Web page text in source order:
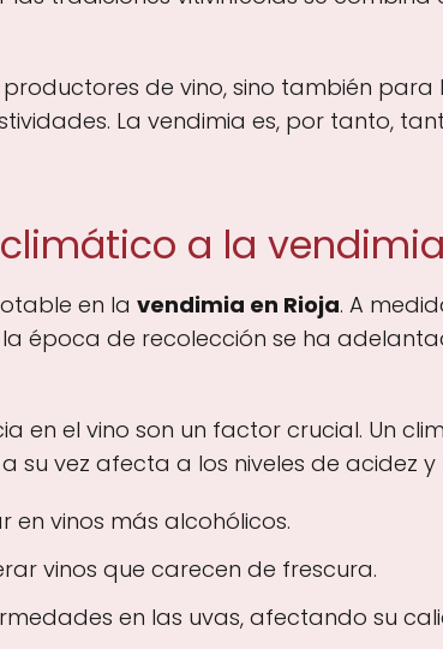
de vino, sino también
La vendimia es, por tanto,
a la
en la vendimia en Rioja. A
época de recolección se ha
en el vino son un factor crucial. Un
su vez afecta a los niveles de acidez
vinos más alcohólicos.
vinos que carecen de frescura.
en las uvas, afectando su